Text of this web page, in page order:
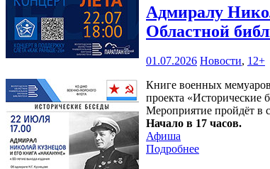
Адмиралу
Областной
01.07.2026 Новости, 12+
Книге военных
проекта «Исторические
Мероприятие пройдёт в
Начало в 17 часов.
Афиша
Подробнее